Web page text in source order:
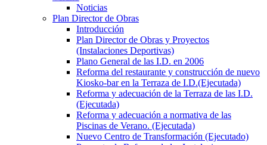
Noticias
Plan Director de Obras
Introducción
Plan Director de Obras y Proyectos
(Instalaciones Deportivas)
Plano General de las I.D. en 2006
Reforma del restaurante y construcción de nuevo
Kiosko-bar en la Terraza de I.D.(Ejecutada)
Reforma y adecuación de la Terraza de las I.D.
(Ejecutada)
Reforma y adecuación a normativa de las
Piscinas de Verano. (Ejecutada)
Nuevo Centro de Transformación (Ejecutado)